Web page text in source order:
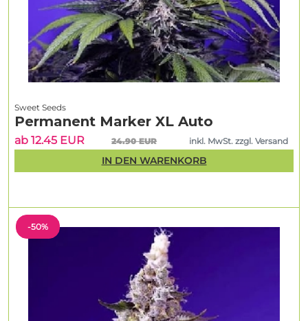
-50%
Sweet Seeds
Permanent Marker XL Auto
ab 12.45 EUR 24.90 EUR inkl. MwSt. zzgl. Versand
IN DEN WARENKORB